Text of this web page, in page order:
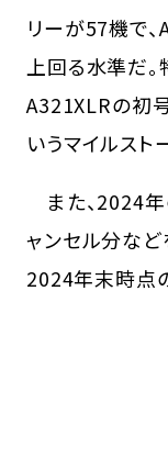
リーが57機で
上回る水準だ
A321XLRの初
いうマイルスト
また、2024
ャンセル分な
2024年末時点